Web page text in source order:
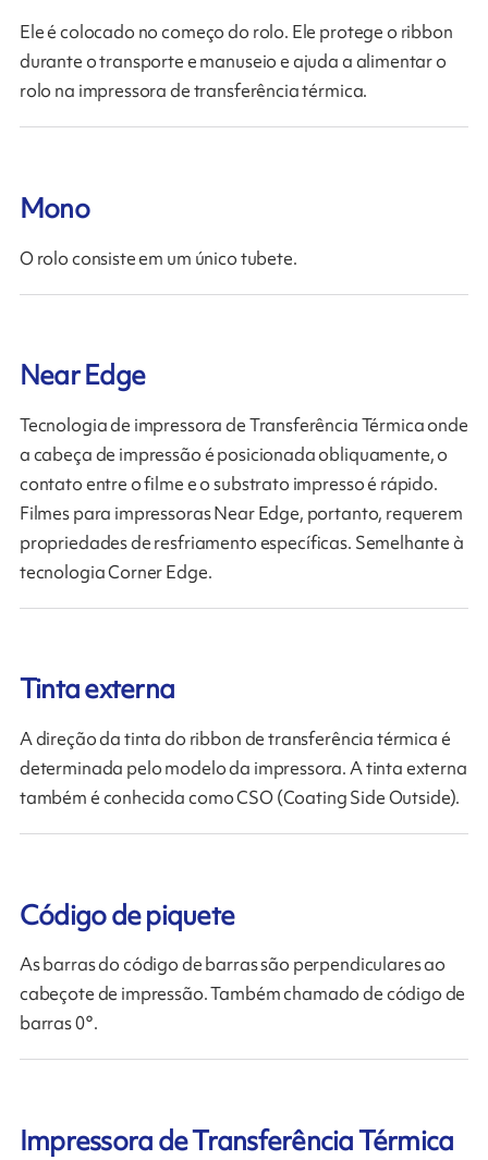
Ele é colocado no começo do rolo. Ele protege o ribbon
durante o transporte e manuseio e ajuda a alimentar o
rolo na impressora de transferência térmica.
Mono
O rolo consiste em um único tubete.
Near Edge
Tecnologia de impressora de Transferência Térmica onde
a cabeça de impressão é posicionada obliquamente, o
contato entre o filme e o substrato impresso é rápido.
Filmes para impressoras Near Edge, portanto, requerem
propriedades de resfriamento específicas. Semelhante à
tecnologia Corner Edge.
Tinta externa
A direção da tinta do ribbon de transferência térmica é
determinada pelo modelo da impressora. A tinta externa
também é conhecida como CSO (Coating Side Outside).
Código de piquete
As barras do código de barras são perpendiculares ao
cabeçote de impressão. Também chamado de código de
barras 0°.
Impressora de Transferência Térmica